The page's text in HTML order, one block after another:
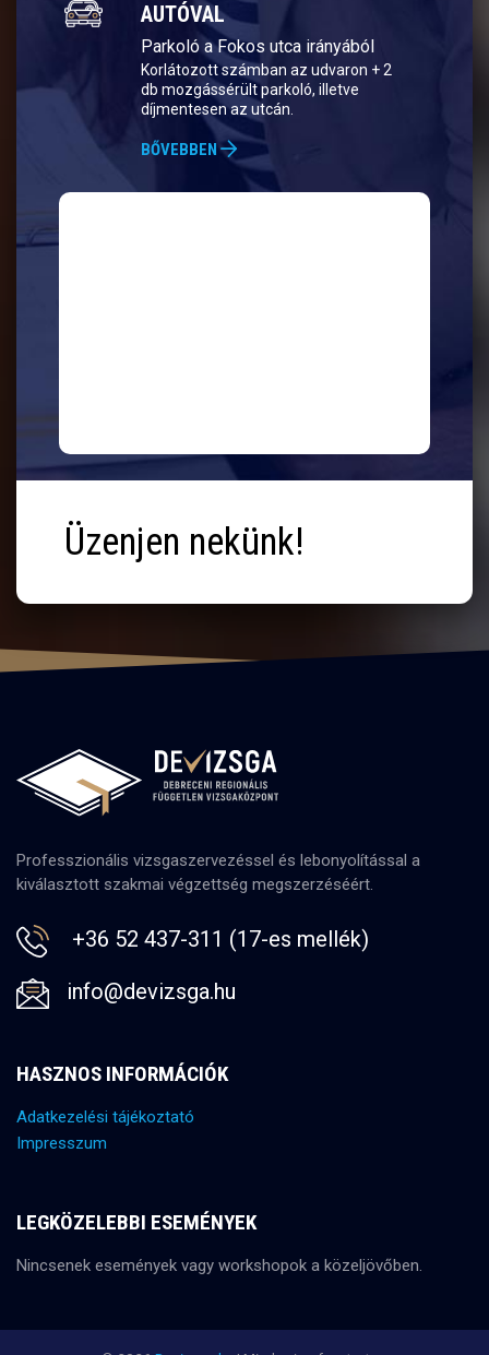
AUTÓVAL
Parkoló a Fokos utca irányából
Korlátozott számban az udvaron + 2
db mozgássérült parkoló, illetve
díjmentesen az utcán.
BŐVEBBEN
Üzenjen nekünk!
Professzionális vizsgaszervezéssel és lebonyolítással a
kiválasztott szakmai végzettség megszerzéséért.
+36 52 437-311 (17-es mellék)
info@devizsga.hu
HASZNOS INFORMÁCIÓK
Adatkezelési tájékoztató
Impresszum
LEGKÖZELEBBI ESEMÉNYEK
Nincsenek események vagy workshopok a közeljövőben.